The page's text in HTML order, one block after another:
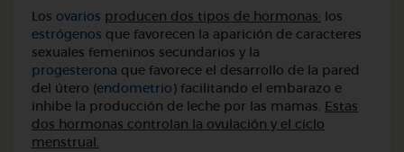
Los ovarios producen dos tipos de hormonas: los
estrógenos que favorecen la aparición de caracteres
sexuales femeninos secundarios y la
progesterona que favorece el desarrollo de la pared
del útero (endometrio) facilitando el embarazo e
inhibe la producción de leche por las mamas. Estas
dos hormonas controlan la ovulación y el ciclo
menstrual.